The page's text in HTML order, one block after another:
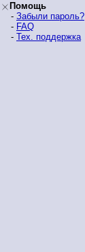
Помощь
- Забыли пароль?
- FAQ
- Тех. поддержка